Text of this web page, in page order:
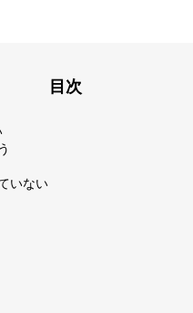
目次
いない